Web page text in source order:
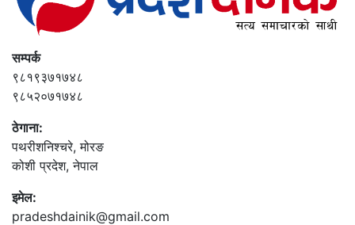
सम्पर्क
९८१९३७१७४८
९८५२०७१७४८
ठेगाना:
पथरीशनिश्‍चरे, मोरङ
कोशी प्रदेश, नेपाल
इमेल:
pradeshdainik@gmail.com